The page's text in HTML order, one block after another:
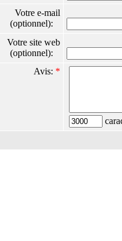
Votre e-mail
(optionnel):
Votre site web
(optionnel):
Avis: *